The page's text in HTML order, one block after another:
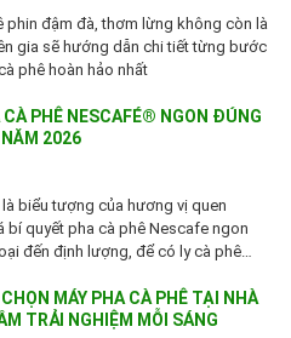
phin đậm đà, thơm lừng không còn là
gia sẽ hướng dẫn chi tiết từng bước
phê hoàn hảo nhất
CÀ PHÊ NESCAFÉ® NGON ĐÚNG
2026
biểu tượng của hương vị quen
bí quyết pha cà phê Nescafe ngon
đến định lượng, để có ly cà phê
MÁY PHA CÀ PHÊ TẠI NHÀ
TRẢI NGHIỆM MỖI SÁNG